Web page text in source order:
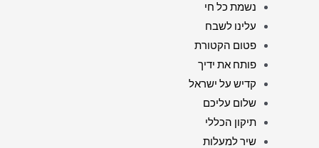
נשמת כל חי
עלינו לשבח
פטום הקטורת
פותח את ידיך
קדיש על ישראל
שלום עליכם
תיקון הכללי
שיר למעלות